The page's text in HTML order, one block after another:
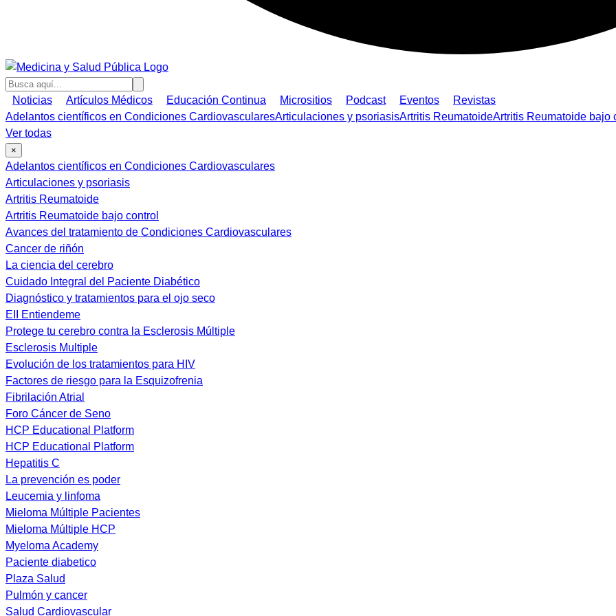
Noticias Artículos Médicos Educación Continua Micrositios Podcast Eventos
Revistas
Adelantos científicos en Condiciones CardiovascularesArticulaciones y psoriasisArtritis ReumatoideArtritis Reumatoide bajo
Ver todas
×
Adelantos científicos en Condiciones Cardiovasculares
Articulaciones y psoriasis
Artritis Reumatoide
Artritis Reumatoide bajo control
Avances del tratamiento de Condiciones Cardiovasculares
Cancer de riñón
La ciencia del cerebro
Cuidado Integral del Paciente Diabético
Diagnóstico y tratamientos para el ojo seco
EII Entiendeme
Protege tu cerebro contra la Esclerosis Múltiple
Esclerosis Multiple
Evolución de los tratamientos para HIV
Factores de riesgo para la Esquizofrenia
Fibrilación Atrial
Foro Cáncer de Seno
HCP Educational Platform
HCP Educational Platform
Hepatitis C
La prevención es poder
Leucemia y linfoma
Mieloma Múltiple Pacientes
Mieloma Múltiple HCP
Myeloma Academy
Paciente diabetico
Plaza Salud
Pulmón y cancer
Salud Cardiovascular